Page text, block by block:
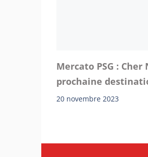
Mercato PSG :
prochaine
20 novembre 2023